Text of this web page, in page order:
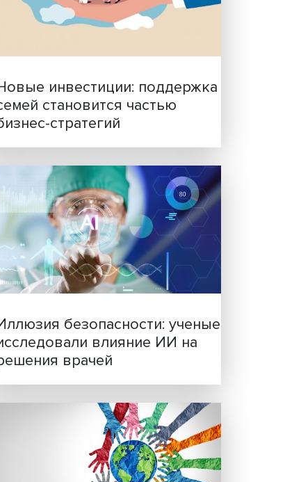
он
.
Новые инвестиции:
семей становится частью
бизнес-стратегий